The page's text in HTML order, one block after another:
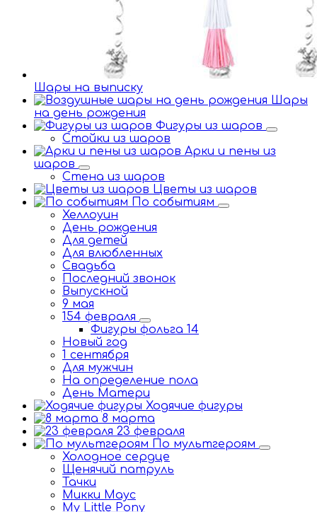
Шары на выписку
Шары
на день рождения
Фигуры из шаров
Стойки из шаров
Арки и пены из
шаров
Стена из шаров
Цветы из шаров
По событиям
Хеллоуин
День рождения
Для детей
Для влюбленных
Свадьба
Последний звонок
Выпускной
9 мая
154 февраля
Фигуры фольга 14
Новый год
1 сентября
Для мужчин
На определение пола
День Матери
Ходячие фигуры
8 марта
23 февраля
По мультгероям
Холодное сердце
Щенячий патруль
Тачки
Микки Маус
My Little Pony